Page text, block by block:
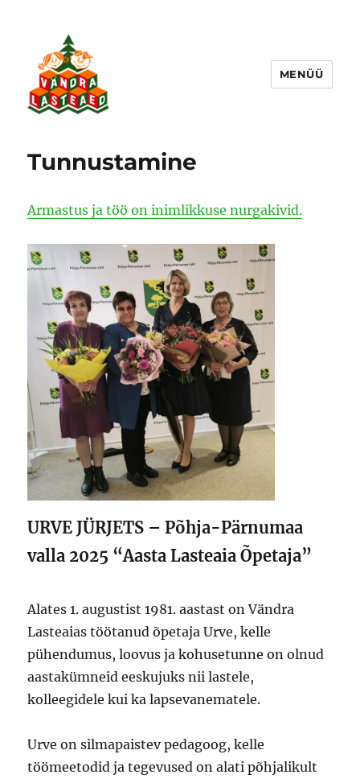
MENÜÜ
Tunnustamine
Armastus ja töö on inimlikkuse nurgakivid.
URVE JÜRJETS – Põhja-Pärnumaa
valla 2025 “Aasta Lasteaia Õpetaja”
Alates 1. augustist 1981. aastast on Vändra
Lasteaias töötanud õpetaja Urve, kelle
pühendumus, loovus ja kohusetunne on olnud
aastakümneid eeskujuks nii lastele,
kolleegidele kui ka lapsevanematele.
Urve on silmapaistev pedagoog, kelle
töömeetodid ja tegevused on alati põhjalikult